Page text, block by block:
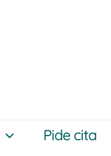
Pide cita